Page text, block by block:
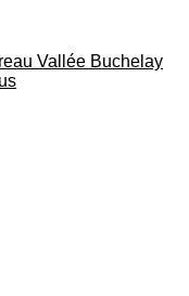
Vallée Buchelay